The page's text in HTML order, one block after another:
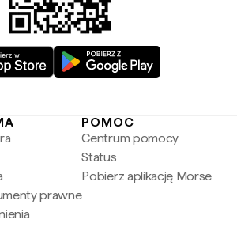
prawne
POMOC
Centrum pomocy
Status
Pobierz aplikację Morse